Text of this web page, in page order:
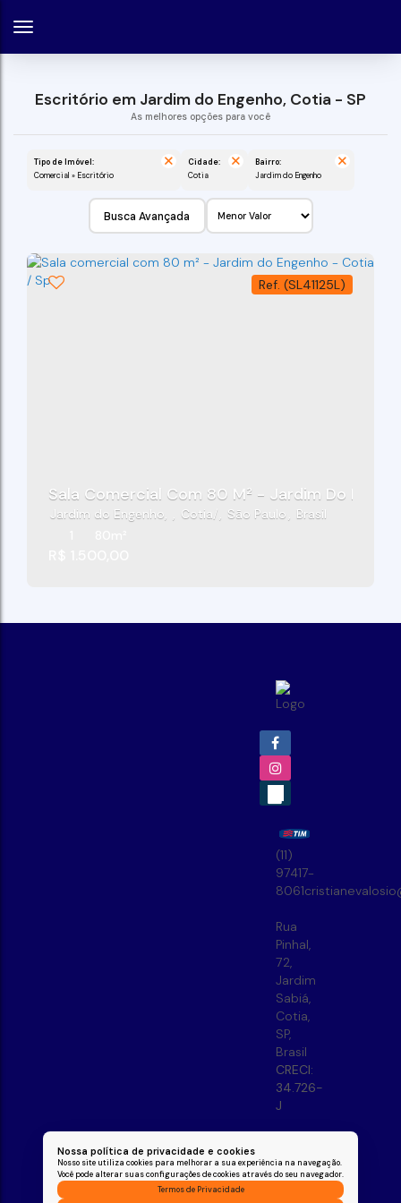
Nossa política de privacidade e cookies
Nosso site utiliza cookies para melhorar a sua experiência na navegação.
Você pode alterar suas configurações de cookies através do seu navegador.
Termos de Privacidade
Escritório em Jardim do Engenho, Cotia - SP
Tipo de Imóvel:
Comercial » Escritório
Cidade:
Cotia
Bairro:
Jardim do Engenho
Busca Avançada
(SL41125L)
Sala Comercial Com 80 M² - Jardim Do
Jardim do Engenho Cotia São Paulo
Brasil
(11)
97417-
8061
Rua
Pinhal,
72,
Jardim
Sabiá,
Cotia,
SP,
Brasil
CRECI:
34.726-
J